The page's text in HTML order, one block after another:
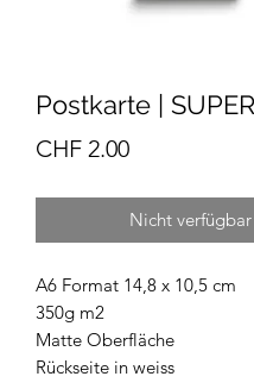
Postkarte |
CHF 2.00Preis
Nicht verfügbar
A6 Format 14,8 x 10,5 cm
350g m2
Matte Oberfläche
Rückseite in weiss